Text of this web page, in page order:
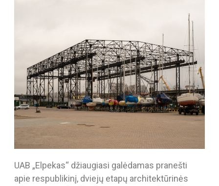
UAB „Elpekas“ džiaugiasi galėdamas pranešti
apie respublikinį, dviejų etapų architektūrinės